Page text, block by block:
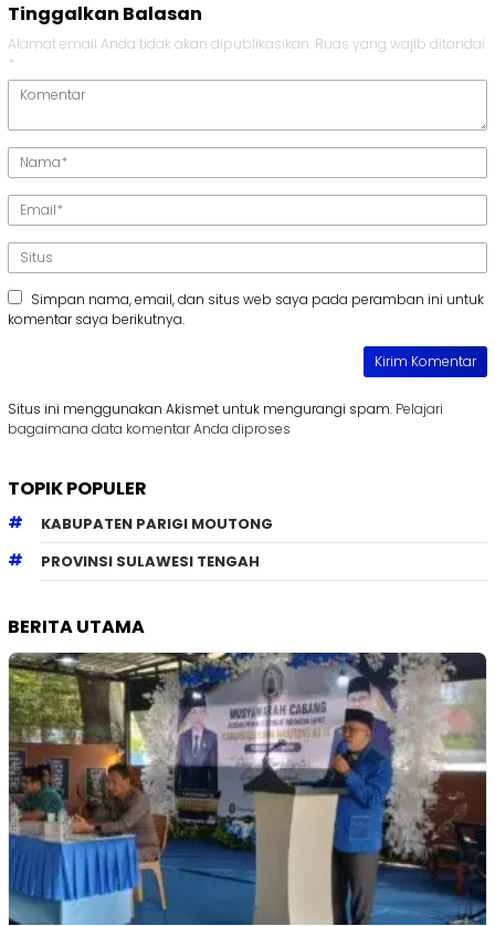
Tinggalkan Balasan
Alamat email Anda tidak akan dipublikasikan. Ruas yang wajib ditandai
*
Simpan nama, email, dan situs web saya pada peramban ini untuk
komentar saya berikutnya.
Situs ini menggunakan Akismet untuk mengurangi spam. Pelajari
bagaimana data komentar Anda diproses
TOPIK POPULER
KABUPATEN PARIGI MOUTONG
PROVINSI SULAWESI TENGAH
BERITA UTAMA